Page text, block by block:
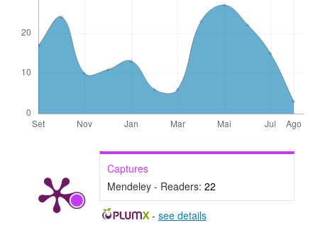
Captures
Mendeley - Readers: 22
- see details